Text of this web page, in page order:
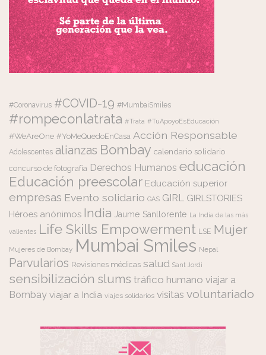
#Coronavirus #COVID-19 #MumbaiSmiles
#rompeconlatrata #Trata #TuApoyoEsEducación
#WeAreOne #YoMeQuedoEnCasa Acción Responsable
Adolescentes alianzas Bombay calendario solidario
concurso de fotografía Derechos Humanos educación
Educación preescolar Educación superior
empresas Evento solidario GAS GIRL GIRLSTORIES
Héroes anónimos India Jaume Sanllorente La India de las más
valientes Life Skills Empowerment LSE Mujer
Mujeres de Bombay Mumbai Smiles Nepal
Parvularios Revisiones médicas salud Sant Jordi
sensibilización slums tráfico humano viajar a
Bombay viajar a India viajes solidarios visitas voluntariado